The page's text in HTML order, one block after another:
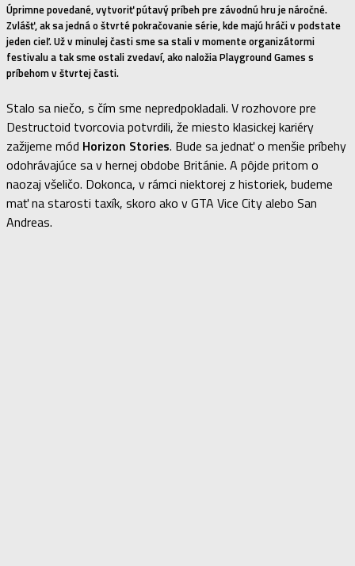
Úprimne povedané, vytvoriť pútavý príbeh pre závodnú hru je náročné.
Zvlášť, ak sa jedná o štvrté pokračovanie série, kde majú hráči v podstate
jeden cieľ. Už v minulej časti sme sa stali v momente organizátormi
festivalu a tak sme ostali zvedaví, ako naložia Playground Games s
príbehom v štvrtej časti.
Stalo sa niečo, s čím sme nepredpokladali. V rozhovore pre
Destructoid tvorcovia potvrdili, že miesto klasickej kariéry
zažijeme mód Horizon Stories. Bude sa jednať o menšie príbehy
odohrávajúce sa v hernej obdobe Británie. A pôjde pritom o
naozaj všeličo. Dokonca, v rámci niektorej z historiek, budeme
mať na starosti taxík, skoro ako v GTA Vice City alebo San
Andreas.